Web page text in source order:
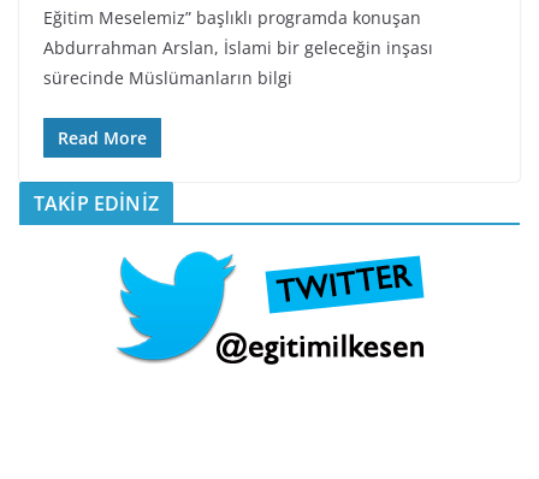
Eğitim Meselemiz” başlıklı programda konuşan
Abdurrahman Arslan, İslami bir geleceğin inşası
sürecinde Müslümanların bilgi
Read More
TAKİP EDİNİZ